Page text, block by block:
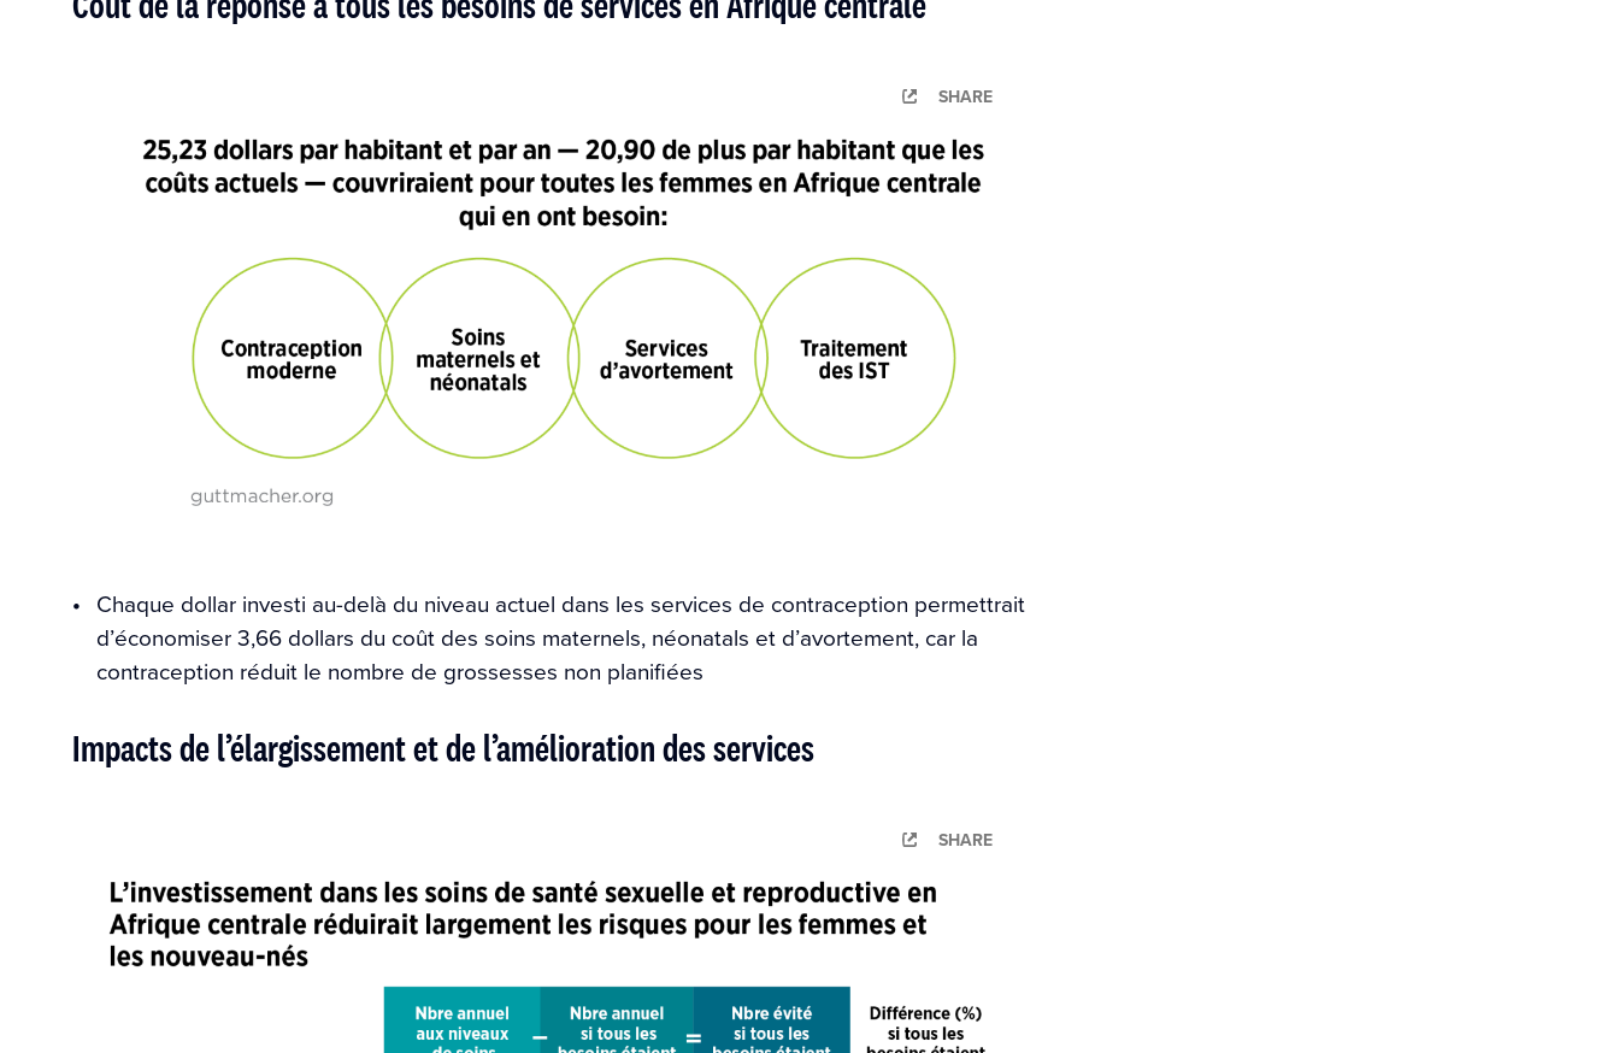
SHARE
Chaque dollar investi au-delà du niveau actuel dans les services de contraception permettrait
d’économiser 3,66 dollars du coût des soins maternels, néonatals et d’avortement, car la
contraception réduit le nombre de grossesses non planifiées
Impacts de l’élargissement et de l’amélioration des services
SHARE